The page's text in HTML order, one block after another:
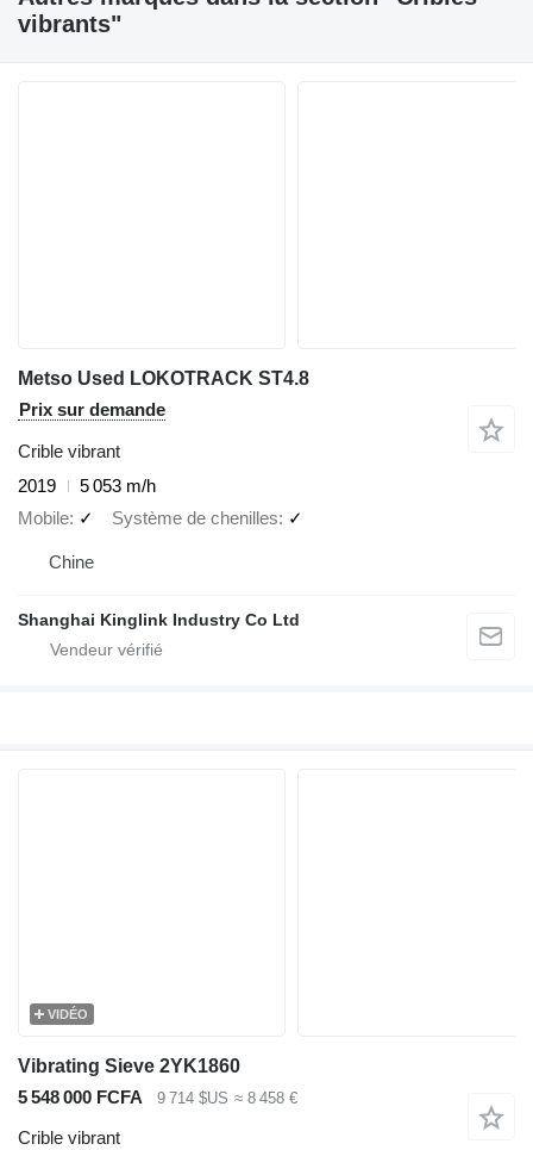
vibrants"
Metso Used LOKOTRACK ST4.8
Prix sur demande
Crible vibrant
2019
5 053 m/h
Mobile ✓ Système de chenilles ✓
Chine
Shanghai Kinglink Industry Co Ltd
VIDÉO
Vibrating Sieve 2YK1860
5 548 000 FCFA
9 714 $US ≈ 8 458 €
Crible vibrant